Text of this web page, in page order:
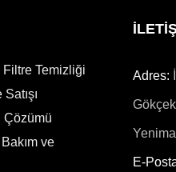
Temizliği
Çözümü
ve
Adres:
E-